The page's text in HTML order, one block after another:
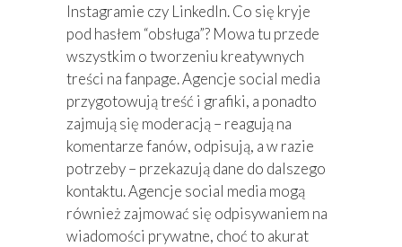
Instagramie czy LinkedIn. Co się kryje
pod hasłem “obsługa”? Mowa tu przede
wszystkim o tworzeniu kreatywnych
treści na fanpage. Agencje social media
przygotowują treść i grafiki, a ponadto
zajmują się moderacją – reagują na
komentarze fanów, odpisują, a w razie
potrzeby – przekazują dane do dalszego
kontaktu. Agencje social media mogą
również zajmować się odpisywaniem na
wiadomości prywatne, choć to akurat